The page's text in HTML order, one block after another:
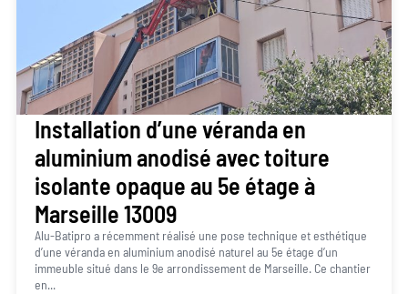
Installation d’une véranda en
aluminium anodisé avec toiture
isolante opaque au 5e étage à
Marseille 13009
Alu-Batipro a récemment réalisé une pose technique et esthétique
d’une véranda en aluminium anodisé naturel au 5e étage d’un
immeuble situé dans le 9e arrondissement de Marseille. Ce chantier
en...